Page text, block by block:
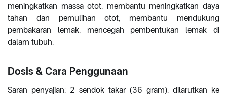
meningkatkan massa otot, membantu meningkatkan daya
tahan dan pemulihan otot, membantu mendukung
pembakaran lemak, mencegah pembentukan lemak di
dalam tubuh.
Dosis & Cara Penggunaan
Saran penyajian: 2 sendok takar (36 gram), dilarutkan ke